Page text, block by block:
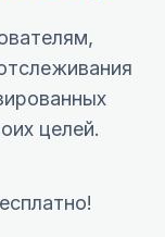
целей.